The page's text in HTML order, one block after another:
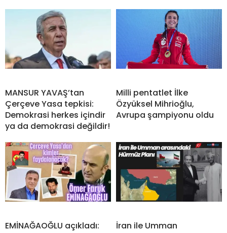
MANSUR YAVAŞ’tan
Çerçeve Yasa tepkisi:
Demokrasi herkes içindir
ya da demokrasi değildir!
Milli pentatlet İlke
Özyüksel Mihrioğlu,
Avrupa şampiyonu oldu
EMİNAĞAOĞLU açıkladı:
İran ile Umman